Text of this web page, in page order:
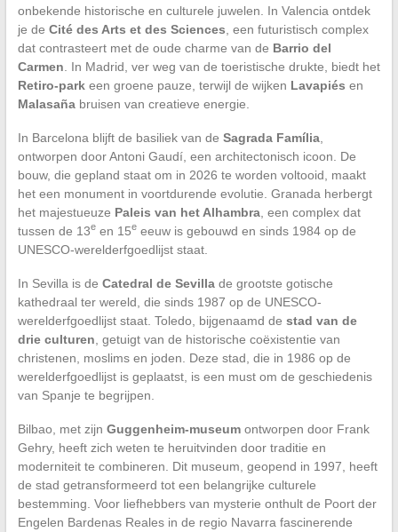
onbekende historische en culturele juwelen. In Valencia ontdek
je de Cité des Arts et des Sciences , een futuristisch complex
dat contrasteert met de oude charme van de Barrio del
Carmen . In Madrid, ver weg van de toeristische drukte, biedt het
Retiro-parkeen groene pauze, terwijl de wijken Lavapiés en
Malasañabruisen van creatieve energie.
In Barcelona blijft de basiliek van de Sagrada Família,
ontworpen door Antoni Gaudí, een architectonisch icoon. De
bouw, die gepland staat om in 2026 te worden voltooid, maakt
het een monument in voortdurende evolutie. Granada herbergt
het majestueuze Paleis van het Alhambra, een complex dat
tussen de 13een 15eeeuw is gebouwd en sinds 1984 op de
UNESCO-werelderfgoedlijst staat.
In Sevilla is de Catedral de Sevillade grootste gotische
kathedraal ter wereld, die sinds 1987 op de UNESCO-
werelderfgoedlijst staat. Toledo, bijgenaamd de stad van de
drie culturen , getuigt van de historische coëxistentie van
christenen, moslims en joden. Deze stad, die in 1986 op de
werelderfgoedlijst is geplaatst, is een must om de geschiedenis
van Spanje te begrijpen.
Bilbao, met zijn Guggenheim-museumontworpen door Frank
Gehry, heeft zich weten te heruitvinden door traditie en
moderniteit te combineren. Dit museum, geopend in 1997, heeft
de stad getransformeerd tot een belangrijke culturele
bestemming. Voor liefhebbers van mysterie onthult de Poort der
Engelen Bardenas Reales in de regio Navarra fascinerende